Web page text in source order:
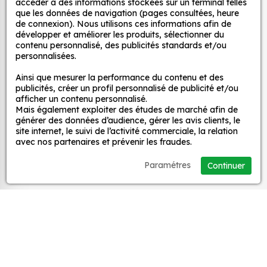
décoration ?
Une grande variété de motifs et de couleurs :
nos Déco Noel Houx sont disponibles dans une
large gamme de motifs et de couleurs, ce qui
votre décoration.
Une installation facile : nos stickers sont faciles
à installer, même pour les débutants. Il suffit de
les décoller de leur support et de les coller sur
la surface souhaitée. Vous pouvez vous aider
Une durabilité élevée : nos stickers sont
fabriqués à partir de matériaux de haute
MPA Déco
Nos services
Nos sites
Mon Compte
accéder à des informations stockées sur un terminal telles
que les données de navigation (pages consultées, heure
de connexion). Nous utilisons ces informations afin de
développer et améliorer les produits, sélectionner du
contenu personnalisé, des publicités standards et/ou
personnalisées.
Ainsi que mesurer la performance du contenu et des
publicités, créer un profil personnalisé de publicité et/ou
afficher un contenu personnalisé.
Mais également exploiter des études de marché afin de
générer des données d’audience, gérer les avis clients, le
site internet, le suivi de l’activité commerciale, la relation
avec nos partenaires et prévenir les fraudes.
Continuer
Paramétres